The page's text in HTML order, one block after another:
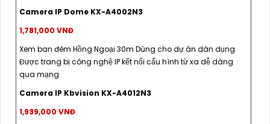
Camera IP Dome KX-A4002N3
1,781,000 VNĐ
Xem ban đêm Hồng Ngoại 30m Dùng cho dự án dân dụng
Được trang bị công nghệ IP kết nối cấu hình từ xa dễ dàng
qua mạng
Camera IP Kbvision KX-A4012N3
1,939,000 VNĐ